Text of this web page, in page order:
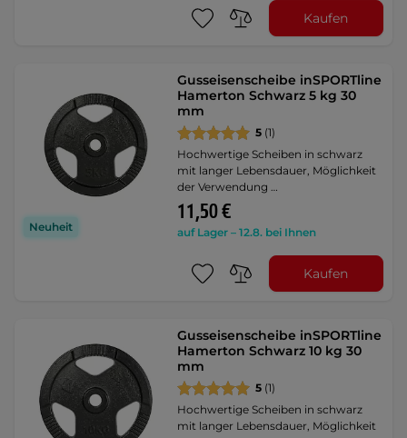
Kaufen
Neuheit
Gusseisenscheibe inSPORTline
Hamerton Schwarz 5 kg 30
mm
5 (1)
Hochwertige Scheiben in schwarz
mit langer Lebensdauer, Möglichkeit
der Verwendung …
11,50 €
auf Lager – 12.8. bei Ihnen
Kaufen
Gusseisenscheibe inSPORTline
Hamerton Schwarz 10 kg 30
mm
5 (1)
Hochwertige Scheiben in schwarz
mit langer Lebensdauer, Möglichkeit